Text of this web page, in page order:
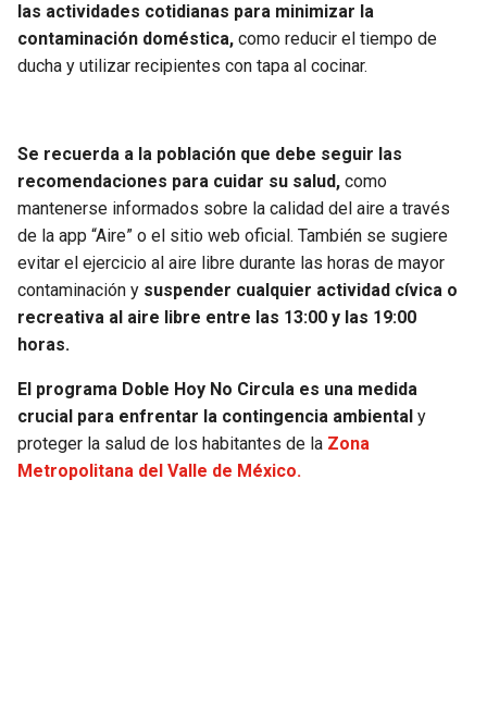
las actividades cotidianas para minimizar la
contaminación doméstica, como reducir el tiempo de
ducha y utilizar recipientes con tapa al cocinar.
Se recuerda a la población que debe seguir las
recomendaciones para cuidar su salud, como
mantenerse informados sobre la calidad del aire a través
de la app “Aire” o el sitio web oficial. También se sugiere
evitar el ejercicio al aire libre durante las horas de mayor
contaminación y suspender cualquier actividad cívica o
recreativa al aire libre entre las 13:00 y las 19:00
horas.
El programa Doble Hoy No Circula es una medida
crucial para enfrentar la contingencia ambiental y
proteger la salud de los habitantes de la Zona
Metropolitana del Valle de México.